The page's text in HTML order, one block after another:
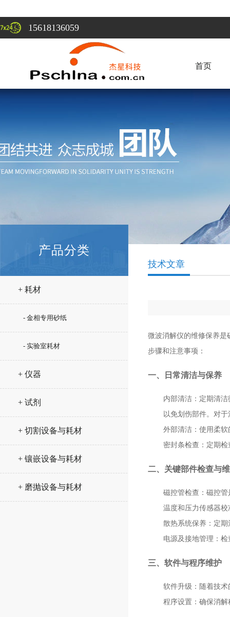
15618136059
首页
产品分类
+ 耗材
- 金相专用砂纸
- 实验室耗材
+ 仪器
+ 试剂
+ 切割设备与耗材
+ 镶嵌设备与耗材
+ 磨抛设备与耗材
技术文章
微波消解仪的维修保养是
步骤和注意事项：
一、日常清洁与保养
内部清洁 ：定期清
以免划伤部件。对
外部清洁 ：使用柔
密封条检查 ：定期
二、关键部件检查与
磁控管检查 ：磁控
温度和压力传感器校
散热系统保养 ：定
电源及接地管理 ：
三、软件与程序维护
软件升级 ：随着技
程序设置 ：确保消